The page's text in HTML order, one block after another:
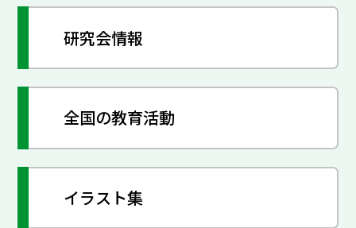
研究会情報
全国の教育活動
イラスト集